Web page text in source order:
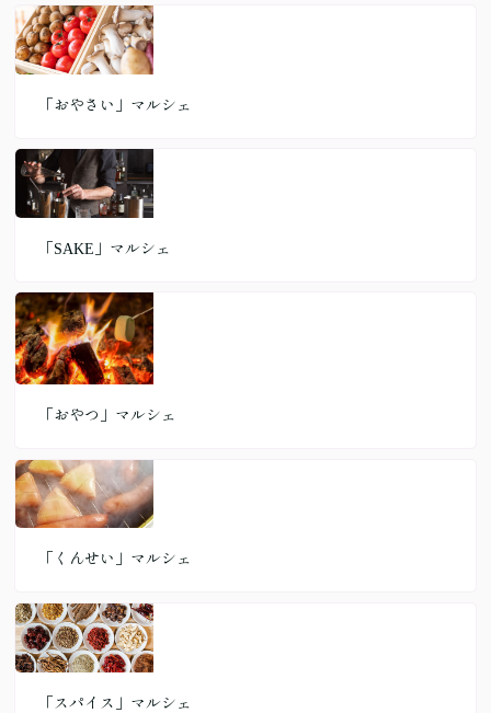
「おやさい」マルシェ
「SAKE」マルシェ
「おやつ」マルシェ
「くんせい」マルシェ
「スパイス」マルシェ